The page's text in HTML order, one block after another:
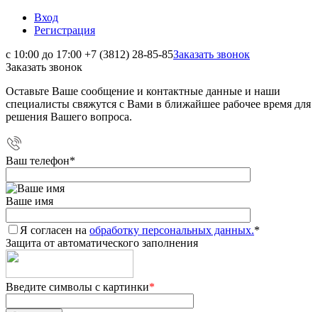
Вход
Регистрация
с 10:00 до 17:00 +7 (3812) 28-85-85Заказать звонок
Заказать звонок
Оставьте Ваше сообщение и контактные данные и наши
специалисты свяжутся с Вами в ближайшее рабочее время для
решения Вашего вопроса.
Ваш телефон*
Ваше имя
Я согласен на обработку персональных данных.*
Защита от автоматического заполнения
Введите символы с картинки*